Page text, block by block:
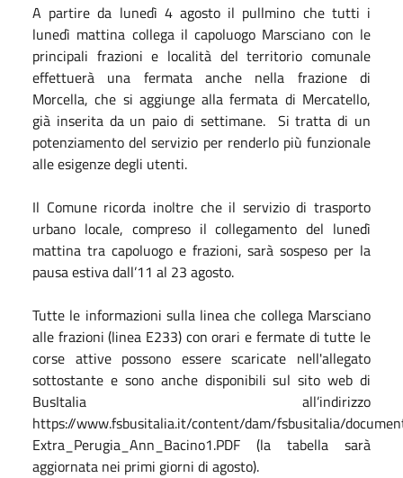
A partire da lunedì 4 agosto il pullmino che tutti i
lunedì mattina collega il capoluogo Marsciano con le
principali frazioni e località del territorio comunale
effettuerà una fermata anche nella frazione di
Morcella, che si aggiunge alla fermata di Mercatello,
già inserita da un paio di settimane. Si tratta di un
potenziamento del servizio per renderlo più funzionale
alle esigenze degli utenti.
Il Comune ricorda inoltre che il servizio di trasporto
urbano locale, compreso il collegamento del lunedì
mattina tra capoluogo e frazioni, sarà sospeso per la
pausa estiva dall’11 al 23 agosto.
Tutte le informazioni sulla linea che collega Marsciano
alle frazioni (linea E233) con orari e fermate di tutte le
corse attive possono essere scaricate nell'allegato
sottostante e sono anche disponibili sul sito web di
BusItalia all’indirizzo
https://www.fsbusitalia.it/content/dam/fsbusitalia/
Extra_Perugia_Ann_Bacino1.PDF (la tabella sarà
aggiornata nei primi giorni di agosto).